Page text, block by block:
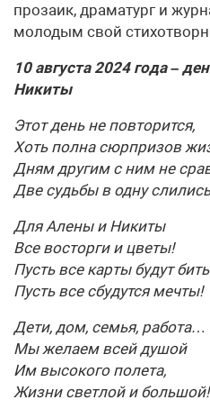
прозаик, драматург и
молодым свой
10 августа 2024 года –
Никиты
Этот день не повторится,
Хоть полна сюрпризов
Дням другим с ним не
Две судьбы в одну
Для Алены и Никиты
Все восторги и цветы!
Пусть все карты будут
Пусть все сбудутся мечты!
Дети, дом, семья, работа…
Мы желаем всей душой
Им высокого полета,
Жизни светлой и большой!